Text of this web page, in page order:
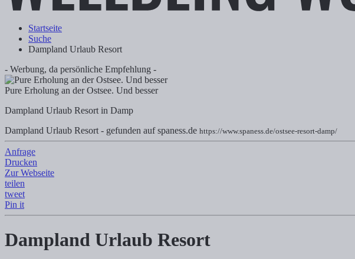
Startseite
Suche
Dampland Urlaub Resort
- Werbung, da persönliche Empfehlung -
Pure Erholung an der Ostsee. Und besser
Dampland Urlaub Resort in Damp
Dampland Urlaub Resort
Reservierung
Dampland Urlaub Resort - Pure Erholung an der Ostsee. Und besser - gefunden auf spaness.de
Dampland Urlaub Resort - gefunden auf spaness.de https://www.spaness.de/ostsee-resort-damp/
Anfrage
Drucken
Zur Webseite
teilen
tweet
Pin it
Dampland Urlaub Resort